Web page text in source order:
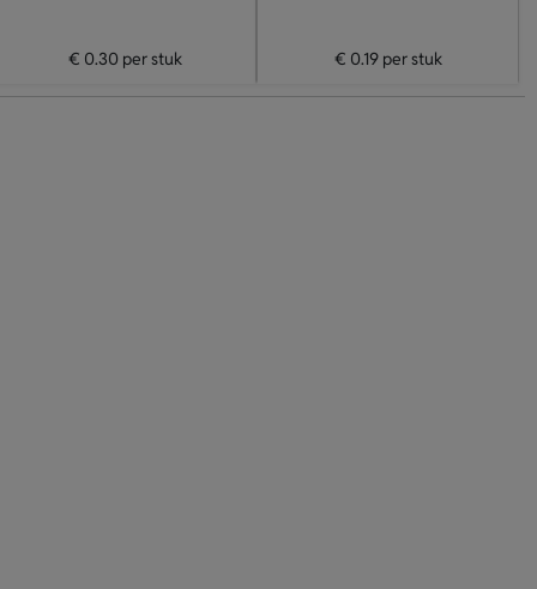
€ 0.30 per stuk € 0.19per stuk